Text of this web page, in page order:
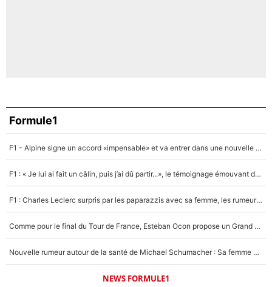
Formule1
F1 - Alpine signe un accord «impensable» et va entrer dans une nouvelle dimension : Grande nouvelle pour Pierre Gasly !
F1 : « Je lui ai fait un câlin, puis j’ai dû partir...», le témoignage émouvant de Max Verstappen sur sa fille
F1 : Charles Leclerc surpris par les paparazzis avec sa femme, les rumeurs étaient vraies !
Comme pour le final du Tour de France, Esteban Ocon propose un Grand Prix de Formule 1 à Paris : «Autour de l’Arc de Triomphe, ce serait génial» !
Nouvelle rumeur autour de la santé de Michael Schumacher : Sa femme Corinna sort du silence
NEWS FORMULE1